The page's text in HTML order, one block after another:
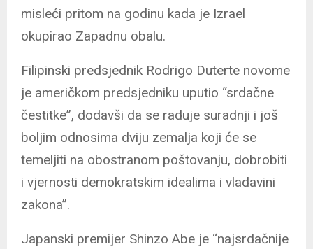
misleći pritom na godinu kada je Izrael
okupirao Zapadnu obalu.
Filipinski predsjednik Rodrigo Duterte novome
je američkom predsjedniku uputio “srdačne
čestitke”, dodavši da se raduje suradnji i još
boljim odnosima dviju zemalja koji će se
temeljiti na obostranom poštovanju, dobrobiti
i vjernosti demokratskim idealima i vladavini
zakona”.
Japanski premijer Shinzo Abe je “najsrdačnije